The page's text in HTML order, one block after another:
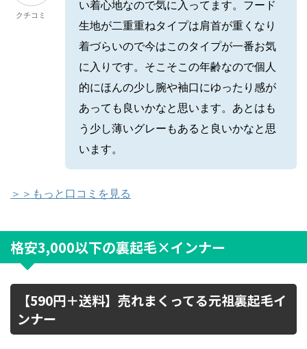
クチコミ
い着心地なので気に入ってます。フード
生地が二重重ねタイプは肩首が重くなり
着づらいので今はこのタイプが一番お気
に入りです。そこそこの年齢なので個人
的にほんの少し腕や袖口にゆったり感が
あっても良いかなと思います。あとはも
う少し薄いグレーもあると良いかなと思
います。
＞＞もっと口コミを見る
格安3,000以下の裏起毛×インナー
【590円＋送料】売れまくってる元祖裏起毛イ
ンナー